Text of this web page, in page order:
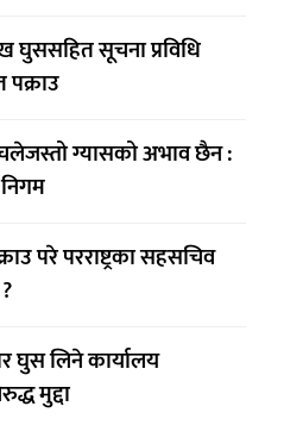
घुससहित सूचना प्रविधि
ग्यासको अभाव छैन :
परे परराष्ट्रका सहसचिव
घुस लिने कार्यालय
मुद्दा